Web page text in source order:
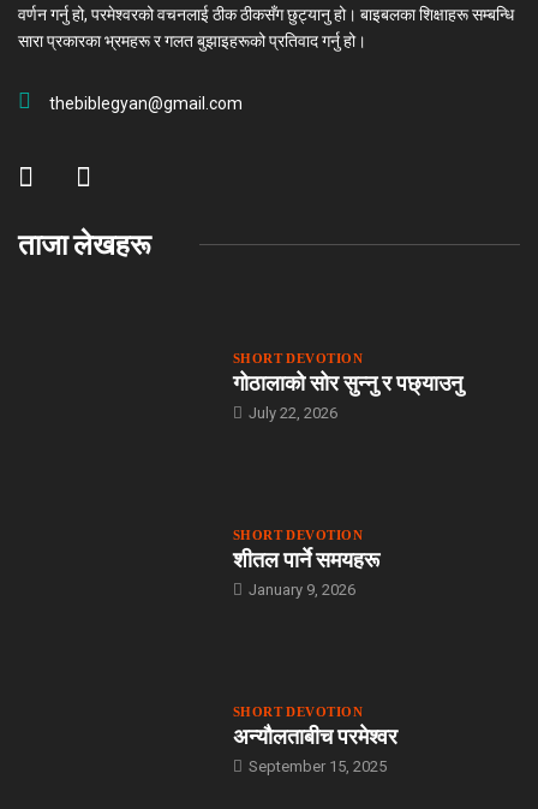
वर्णन गर्नु हो, परमेश्वरको वचनलाई ठीक ठीकसँग छुट्यानु हो। बाइबलका शिक्षाहरू सम्बन्धि
सारा प्रकारका भ्रमहरू र गलत बुझाइहरूको प्रतिवाद गर्नु हो।
thebiblegyan@gmail.com
ताजा लेखहरू
SHORT DEVOTION
गोठालाको सोर सुन्नु र पछ्याउनु
July 22, 2026
SHORT DEVOTION
शीतल पार्ने समयहरू
January 9, 2026
SHORT DEVOTION
अन्यौलताबीच परमेश्‍वर
September 15, 2025